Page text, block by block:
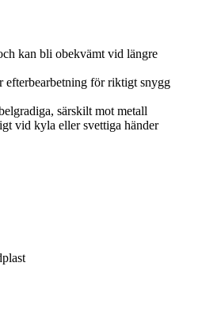
kan bli obekvämt vid längre
efterbearbetning för riktigt snygg
särskilt mot metall
vid kyla eller svettiga händer